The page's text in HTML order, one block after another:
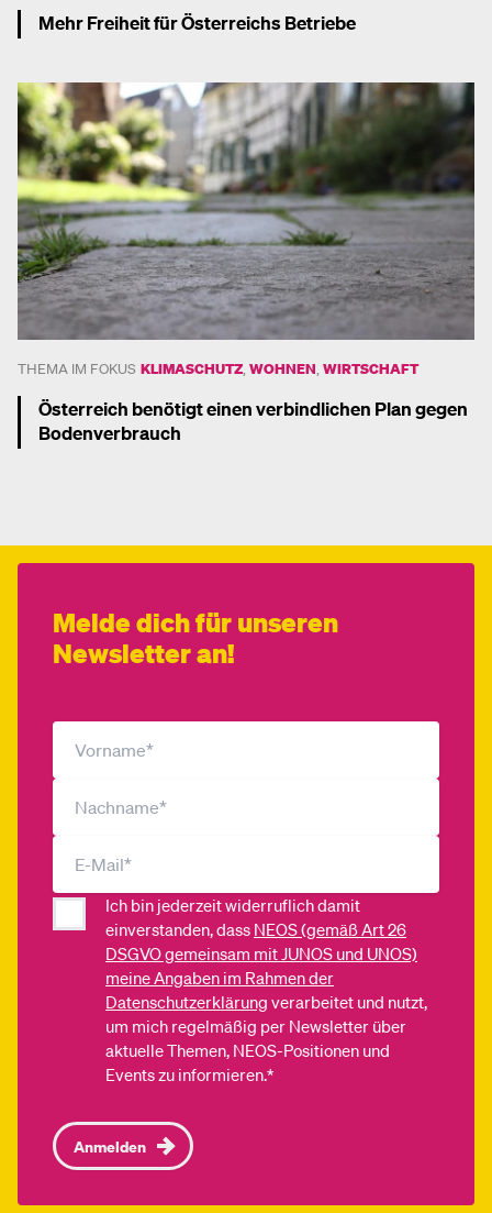
Mehr Freiheit für Österreichs Betriebe
THEMA IM FOKUS KLIMASCHUTZ WOHNEN WIRTSCHAFT
Österreich benötigt einen verbindlichen Plan gegen
Bodenverbrauch
Melde dich für unseren
Newsletter an!
Ich bin jederzeit widerruflich damit
einverstanden, dass NEOS (gemäß Art 26
DSGVO gemeinsam mit JUNOS und UNOS)
meine Angaben im Rahmen der
Datenschutzerklärung verarbeitet und nutzt,
um mich regelmäßig per Newsletter über
aktuelle Themen, NEOS-Positionen und
Events zu informieren.*
Anmelden